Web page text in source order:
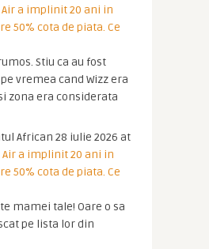
Air a implinit 20 ani in
50% cota de piata. Ce
Stiu ca au fost
vremea cand Wizz era
zona era considerata
African 28 iulie 2026 at
Air a implinit 20 ani in
50% cota de piata. Ce
mamei tale! Oare o sa
pe lista lor din